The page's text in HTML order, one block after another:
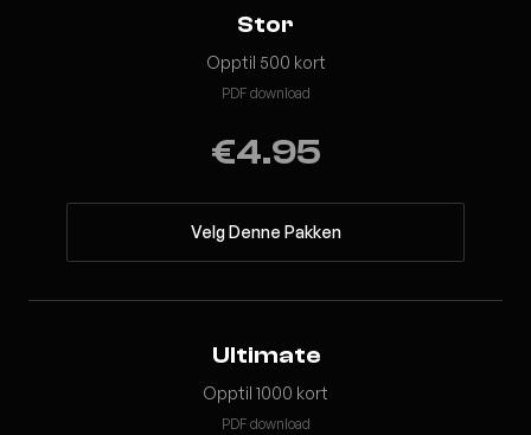
Stor
Opptil 500 kort
PDF download
€4.95
Velg Denne Pakken
Ultimate
Opptil 1000 kort
PDF download